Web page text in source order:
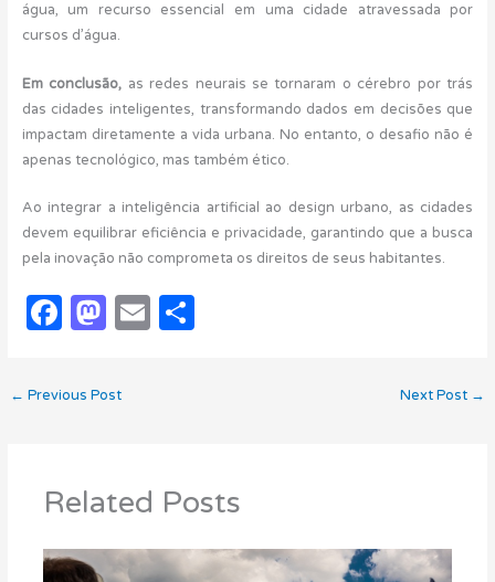
água, um recurso essencial em uma cidade atravessada por
cursos d’água.
Em conclusão, as redes neurais se tornaram o cérebro por trás
das cidades inteligentes, transformando dados em decisões que
impactam diretamente a vida urbana. No entanto, o desafio não é
apenas tecnológico, mas também ético.
Ao integrar a inteligência artificial ao design urbano, as cidades
devem equilibrar eficiência e privacidade, garantindo que a busca
pela inovação não comprometa os direitos de seus habitantes.
F
c
o
o
k
M
t
o
n
E S
← Previous Post Next Post →
Related Posts